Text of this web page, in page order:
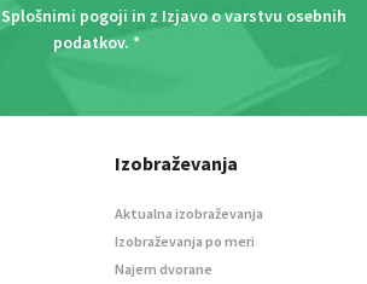
Splošnimi pogoji in z Izjavo o varstvu osebnih
podatkov. *
Izobraževanja
Aktualna izobraževanja
Izobraževanja po meri
Najem dvorane